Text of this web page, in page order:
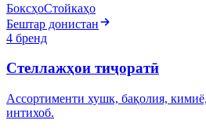
БоксҳоСтойкаҳо
Бештар донистан
4 бренд
Стеллажҳои тиҷоратӣ
Ассортименти хушк, бақолия,
интихоб.